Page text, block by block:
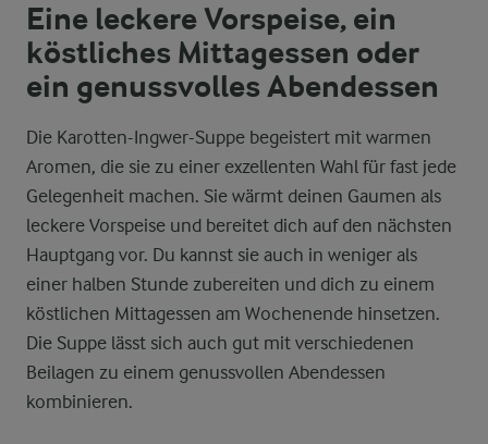
Eine leckere Vorspeise, ein
köstliches Mittagessen oder
ein genussvolles Abendessen
Die Karotten-Ingwer-Suppe begeistert mit warmen
Aromen, die sie zu einer exzellenten Wahl für fast jede
Gelegenheit machen. Sie wärmt deinen Gaumen als
leckere Vorspeise und bereitet dich auf den nächsten
Hauptgang vor. Du kannst sie auch in weniger als
einer halben Stunde zubereiten und dich zu einem
köstlichen Mittagessen am Wochenende hinsetzen.
Die Suppe lässt sich auch gut mit verschiedenen
Beilagen zu einem genussvollen Abendessen
kombinieren.